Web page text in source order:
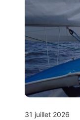
31 juillet 2026